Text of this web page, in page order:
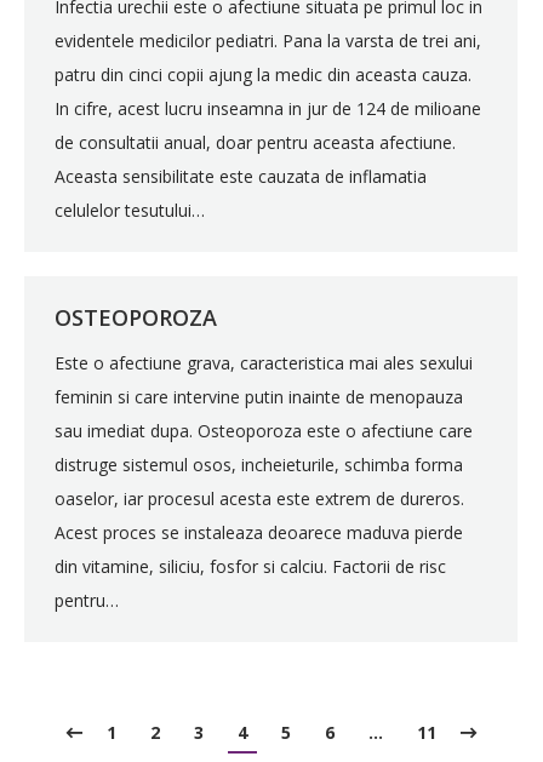
Infectia urechii este o afectiune situata pe primul loc in
evidentele medicilor pediatri. Pana la varsta de trei ani,
patru din cinci copii ajung la medic din aceasta cauza.
In cifre, acest lucru inseamna in jur de 124 de milioane
de consultatii anual, doar pentru aceasta afectiune.
Aceasta sensibilitate este cauzata de inflamatia
celulelor tesutului…
OSTEOPOROZA
Este o afectiune grava, caracteristica mai ales sexului
feminin si care intervine putin inainte de menopauza
sau imediat dupa. Osteoporoza este o afectiune care
distruge sistemul osos, incheieturile, schimba forma
oaselor, iar procesul acesta este extrem de dureros.
Acest proces se instaleaza deoarece maduva pierde
din vitamine, siliciu, fosfor si calciu. Factorii de risc
pentru…
1 2 3 4 5 6 … 11